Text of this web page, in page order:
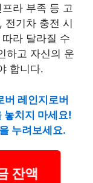
라 부족 등 고
전기차 충전 시
라 달라질 수
하고 자신의 운
합니다.
레인지로버
놓치지 마세요!
누려보세요.
잔액